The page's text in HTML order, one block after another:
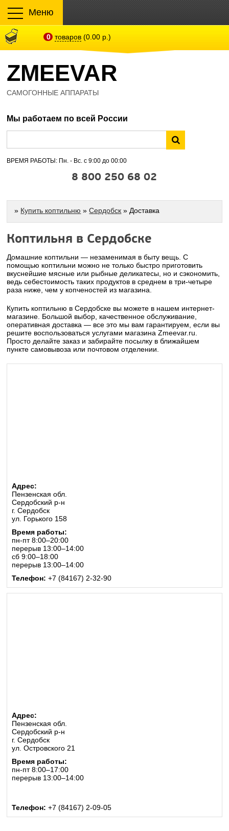
Меню
0 товаров (0.00 р.)
ZMEEVAR
САМОГОННЫЕ АППАРАТЫ
Мы работаем по всей России
ВРЕМЯ РАБОТЫ: Пн. - Вс. с 9:00 до 00:00
8 800 250 68 02
» Купить коптильню »Сердобск » Доставка
Коптильня в Сердобске
Домашние коптильни — незаменимая в быту вещь. С
помощью коптильни можно не только быстро приготовить
вкуснейшие мясные или рыбные деликатесы, но и сэкономить,
ведь себестоимость таких продуктов в среднем в три-четыре
раза ниже, чем у копченостей из магазина.
Купить коптильню в Сердобске вы можете в нашем интернет-
магазине. Большой выбор, качественное обслуживание,
оперативная доставка — все это мы вам гарантируем, если вы
решите воспользоваться услугами магазина Zmeevar.ru.
Просто делайте заказ и забирайте посылку в ближайшем
пункте самовывоза или почтовом отделении.
Адрес:
Пензенская обл.
Сердобский р-н
г. Сердобск
ул. Горького 158
Время работы:
пн-пт 8:00–20:00
перерыв 13:00–14:00
сб 9:00–18:00
перерыв 13:00–14:00
Телефон: +7 (84167) 2-32-90
Адрес:
Пензенская обл.
Сердобский р-н
г. Сердобск
ул. Островского 21
Время работы:
пн-пт 8:00–17:00
перерыв 13:00–14:00
Телефон: +7 (84167) 2-09-05